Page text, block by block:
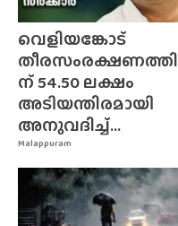
Malappuram
വെളിയങ്കോട്
തീരസംരക്ഷണത്തി
ന് 54.50 ലക്ഷം
അടിയന്തിരമായി
അനുവദിച്ച്...